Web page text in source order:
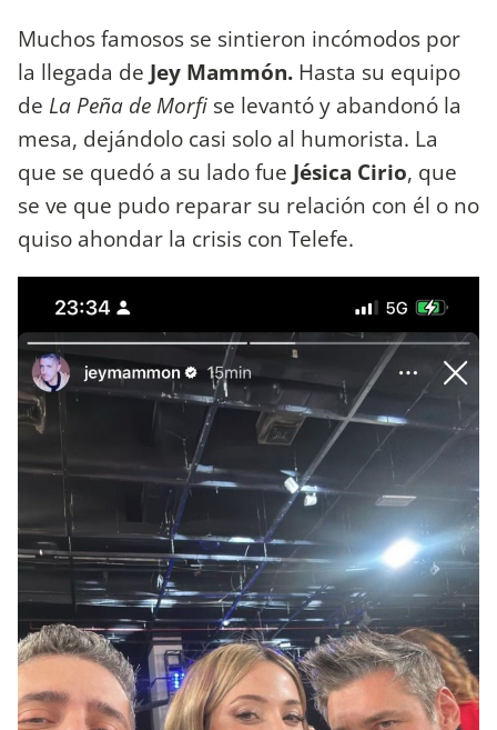
Muchos famosos se sintieron incómodos por
la llegada de Jey Mammón. Hasta su equipo
de La Peña de Morfi se levantó y abandonó la
mesa, dejándolo casi solo al humorista. La
que se quedó a su lado fue Jésica Cirio, que
se ve que pudo reparar su relación con él o no
quiso ahondar la crisis con Telefe.